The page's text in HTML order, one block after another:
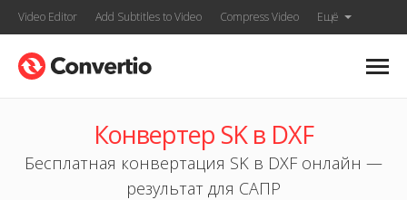
Video Editor Add Subtitles to Video Compress Video Ещё
Конвертер SK в DXF
Бесплатная конвертация SK в DXF онлайн —
результат для САПР